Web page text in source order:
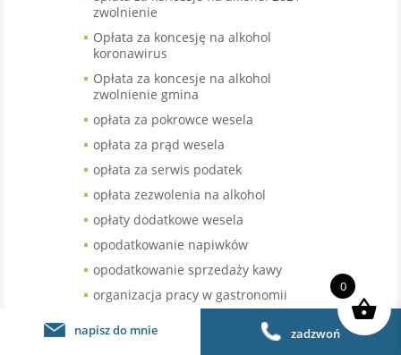
zwolnienie
Opłata za koncesję na alkohol
koronawirus
Opłata za koncesje na alkohol
zwolnienie gmina
opłata za pokrowce wesela
opłata za prąd wesela
opłata za serwis podatek
opłata zezwolenia na alkohol
opłaty dodatkowe wesela
opodatkowanie napiwków
opodatkowanie sprzedaży kawy
organizacja pracy w gastronomii
organizacja pracy w restauracji
organizacja urodzin stawka VAT
napisz do mnie zadzwoń
0